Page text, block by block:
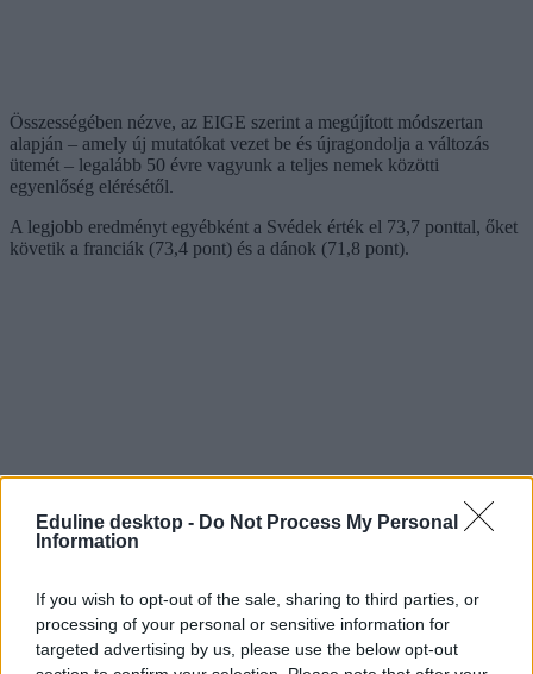
Eduline desktop - Do Not Process My Personal
Information
If you wish to opt-out of the sale, sharing to third parties, or
processing of your personal or sensitive information for
targeted advertising by us, please use the below opt-out
Összességében nézve, az EIGE szerint a megújított módszertan
alapján – amely új mutatókat vezet be és újragondolja a változás
ütemét – legalább 50 évre vagyunk a teljes nemek közötti
egyenlőség elérésétől.
A legjobb eredményt egyébként a Svédek érték el 73,7 ponttal, őket
követik a franciák (73,4 pont) és a dánok (71,8 pont).